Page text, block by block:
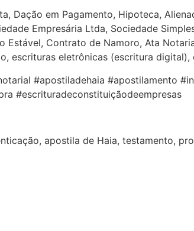
Dação em Pagamento, Hipoteca,
Empresária Ltda, Sociedade
Estável, Contrato de Namoro, Ata
escrituras eletrônicas (escritura digital),
#apostiladehaia #apostilamento
#escrituradeconstituiçãodeempresas
apostila de Haia, testamento,